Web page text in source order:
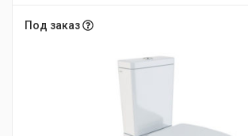
Под заказ